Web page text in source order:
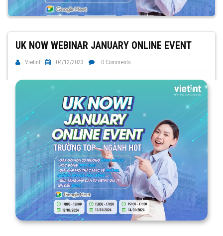
UK NOW WEBINAR JANUARY ONLINE EVENT
Vietint 04/12/2023 0 Comments